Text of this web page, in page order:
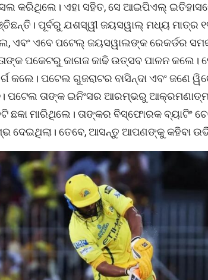
କରିଥିଲେ। ଏହା ସହିତ, ସେ ଆଇପିଏଲ୍
ପୂର୍ବରୁ ଯଶସ୍ୱୀ ଜୟସୱାଲ୍ ମଧ୍ୟ ମାତ୍ର
ଏବଂ ଏବେ ପଟେଲ୍ ଜୟସୱାଲଙ୍କ ରେକର୍ଡର
ପକେଟରୁ କାଗଜ କାଢି ଉତ୍ସବ ପାଳନ କଲେ।
କଲେ। ପଟେଲ ଗୁଜରାଟର ବାସିନ୍ଦା ଏବଂ ଜଣେ
ପଟେଲ ତାଙ୍କ ଇନିଂସର ଆରମ୍ଭରୁ
ଛକା ମାରିଥିଲେ। ତାଙ୍କର ବିସ୍ଫୋରକ ବ୍ୟାଟିଂ
ଦେଇଥିଲା। ତେବେ, ଆସନ୍ତୁ ଆପଣଙ୍କୁ କହିବା